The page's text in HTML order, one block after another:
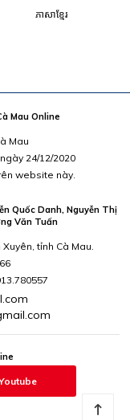
ភាសាខ្មែរ
Mau Online
Mau
24/12/2020
website này.
Quốc Danh, Nguyễn Thị
Văn Tuấn
tỉnh Cà Mau.